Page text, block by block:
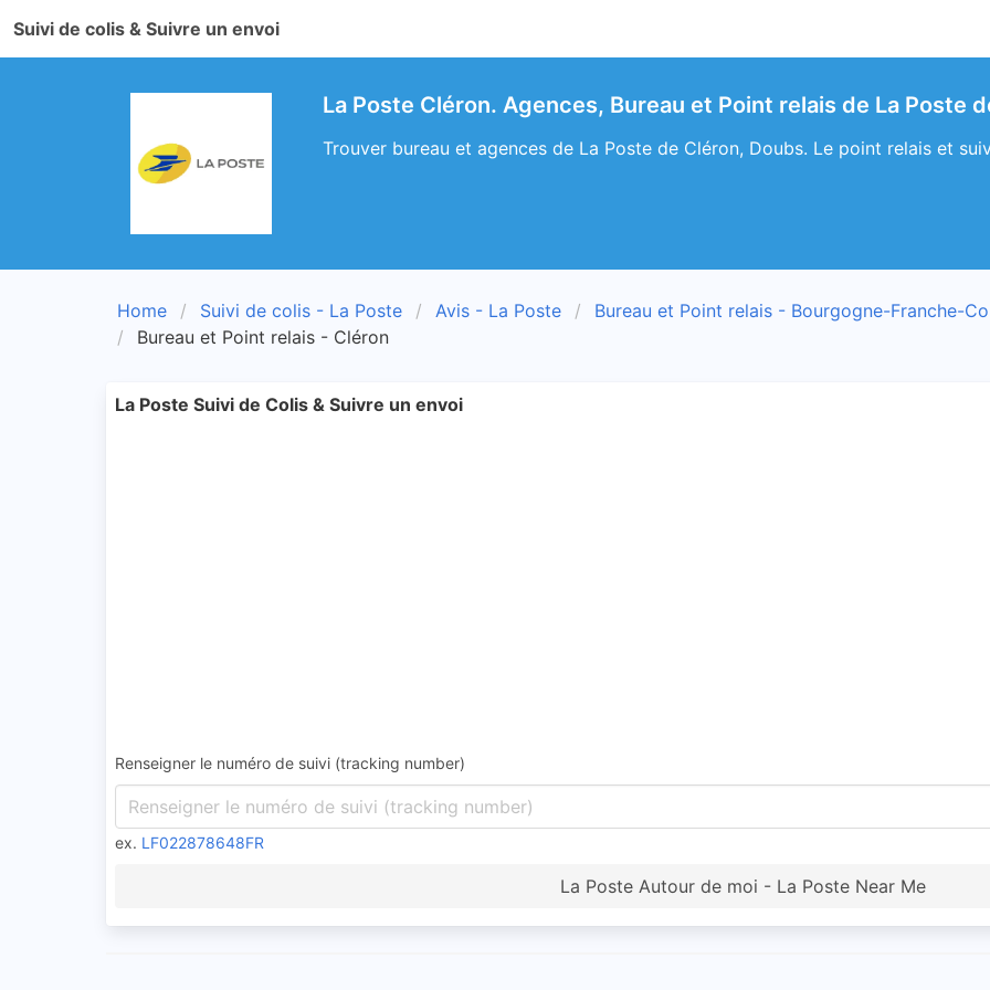
Suivi de colis & Suivre un envoi
La Poste Cléron. Agences, Bureau et Point relais de La Poste
Trouver bureau et agences de La Poste de Cléron, Doubs. Le point relais et
Home Suivi de colis - La Poste Avis - La Poste
Bureau et Point relais - Bourgogne-Franche-
Bureau et Point relais - Cléron
La Poste Suivi de Colis & Suivre un envoi
Renseigner le numéro de suivi (tracking number)
ex. LF022878648FR
La Poste Autour de moi - La Poste Near Me